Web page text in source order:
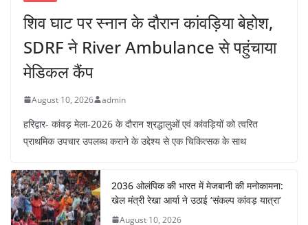
शिव घाट पर स्नान के दौरान कांवड़िया बेहोश,
SDRF ने River Ambulance से पहुंचाया
मेडिकल कैंप
August 10, 2026 admin
हरिद्वार- कांवड़ मेला-2026 के दौरान श्रद्धालुओं एवं कांवड़ियों को त्वरित
प्राथमिक उपचार उपलब्ध कराने के उद्देश्य से एक चिकित्सक के साथ
2036 ओलंपिक की भारत में मेजबानी की मनोकामना:
खेल मंत्री रेखा आर्या ने उठाई ‘संकल्प कांवड़ यात्रा’
August 10, 2026